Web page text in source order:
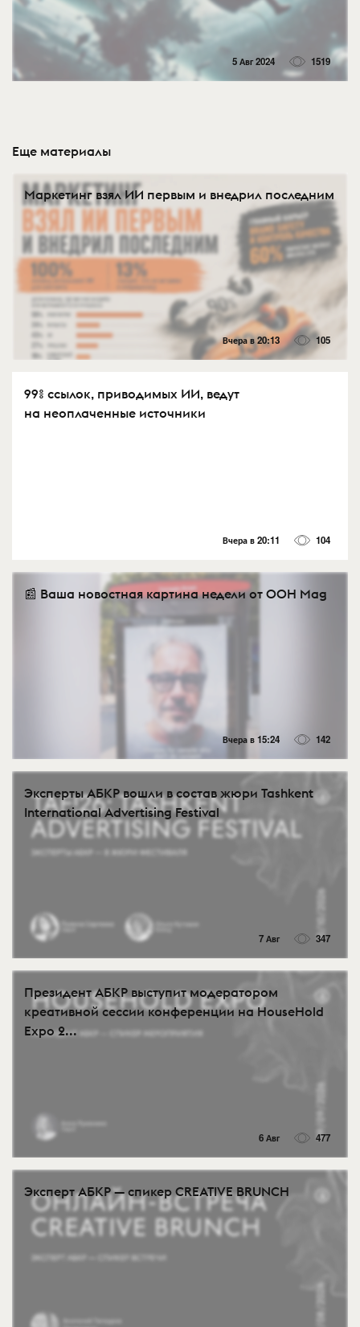
5 Авг 2024 1519
Еще материалы
Маркетинг взял ИИ первым и внедрил последним
Вчера в 20:13 105
99% ссылок, приводимых ИИ, ведут
на неоплаченные источники
Вчера в 20:11 104
📰 Ваша новостная картина недели от OOH Mag
Вчера в 15:24 142
Эксперты АБКР вошли в состав жюри Tashkent
International Advertising Festival
7 Авг 347
Президент АБКР выступит модератором
креативной сессии конференции на HouseHold
Expo 2...
6 Авг 477
Эксперт АБКР — спикер CREATIVE BRUNCH